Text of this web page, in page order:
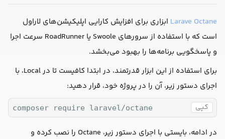
Larave Octane ابزاری برای افزایش کارایی اپلیکیشن‌های لاراول
است که با استفاده از سرورهای Swoole یا RoadRunner سرعت اجرا
و پاسخگویی برنامه‌ها را بهبود می‌بخشد.
برای استفاده از این ابزار قدرتمند، در ابتدا کافیست تا در Local، با
اجرای دستور زیر، آن را در پروژه خود، قرار دهید:
کپی composer require laravel/octane
در ادامه، بایستی با اجرای دستور زیر، Octane را نصب کرده و